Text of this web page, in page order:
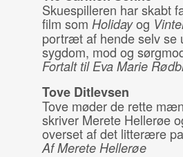
Skuespilleren har skabt
film som Holidayog
portræt af hende selv se
sygdom, mod og
Fortalt til Eva Marie
Tove Ditlevsen
Tove møder de rette
skriver Merete Hellerøe
overset af det litterære
Af Merete Hellerøe